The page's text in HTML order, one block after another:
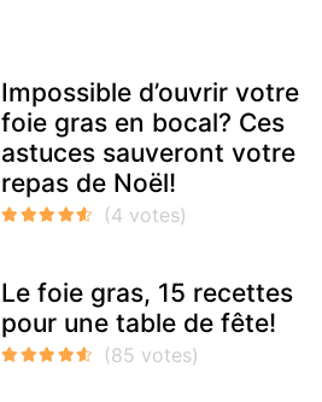
Impossible d’ouvrir votre
foie gras en bocal? Ces
astuces sauveront votre
repas de Noël!
Le foie gras, 15 recettes
pour une table de fête!